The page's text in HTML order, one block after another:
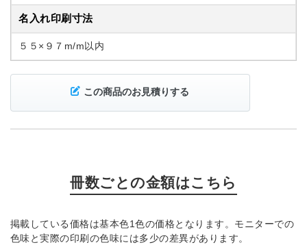
名入れ印刷寸法
５５×９７m/m以内
この商品のお見積りする
冊数ごとの金額はこちら
掲載している価格は基本色1色の価格となります。モニターでの
色味と実際の印刷の色味には多少の差異があります。